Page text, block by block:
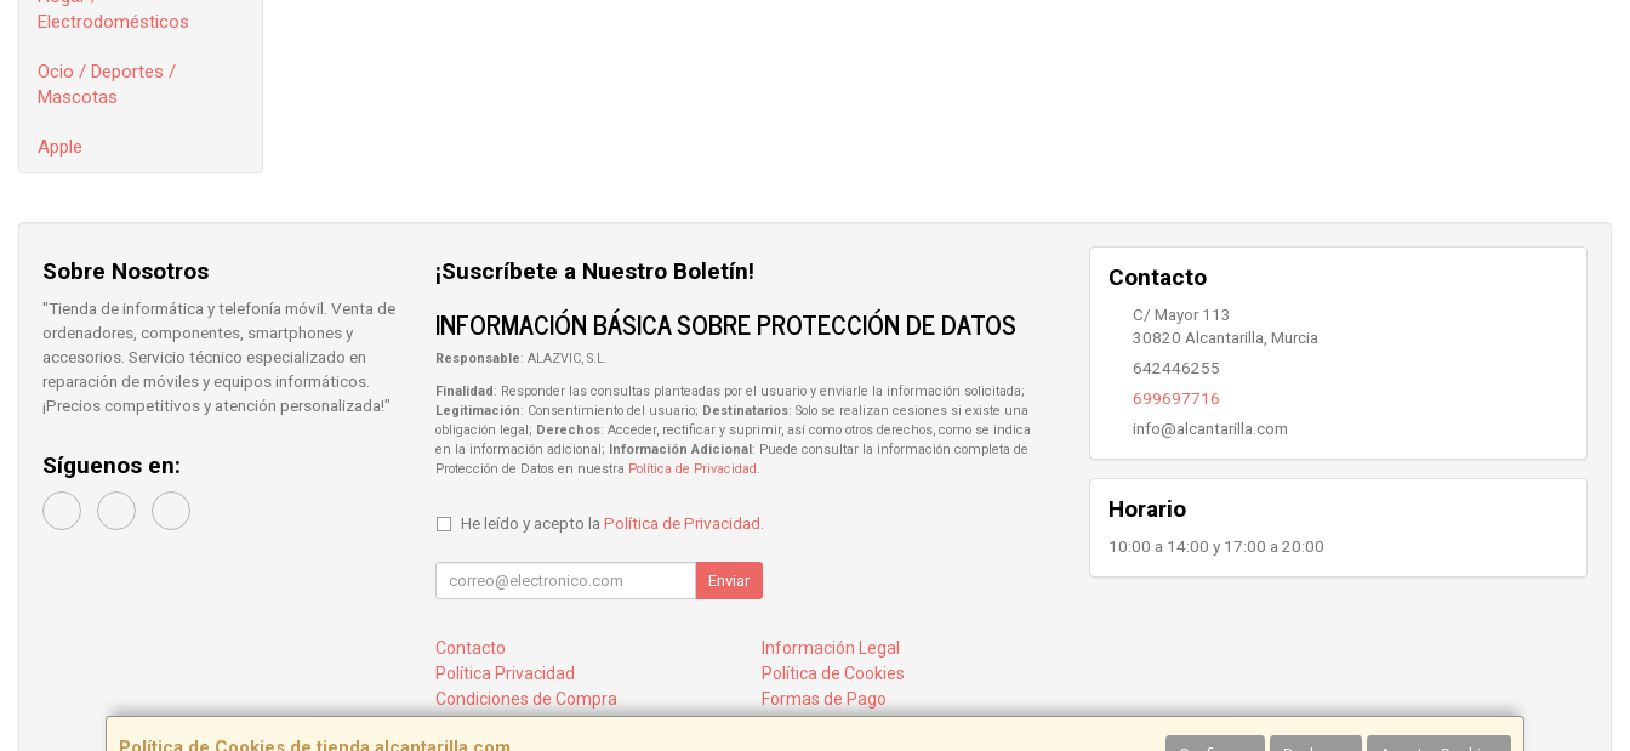
Electrodomésticos
Ocio / Deportes /
Mascotas
Apple
Sobre Nosotros
"Tienda de informática y telefonía móvil. Venta de
ordenadores, componentes, smartphones y
accesorios. Servicio técnico especializado en
reparación de móviles y equipos informáticos.
¡Precios competitivos y atención personalizada!"
Síguenos en:
¡Suscríbete a Nuestro Boletín!
INFORMACIÓN BÁSICA SOBRE PROTECCIÓN DE DATOS
Responsable: ALAZVIC, S.L.
Finalidad: Responder las consultas planteadas por el usuario y enviarle la información solicitada;
Legitimación: Consentimiento del usuario; Destinatarios: Solo se realizan cesiones si existe una
obligación legal; Derechos: Acceder, rectificar y suprimir, así como otros derechos, como se indica
en la información adicional; Información Adicional: Puede consultar la información completa de
Protección de Datos en nuestra Política de Privacidad
He leído y acepto la Política de Privacidad
Enviar
Contacto
Información Legal
Política Privacidad
Política de Cookies
Condiciones de Compra
Formas de Pago
Contacto
C/ Mayor 113
30820 Alcantarilla Murcia
642446255
699697716
info@alcantarilla.com
Horario
10:00 a 14:00 y 17:00 a 20:00